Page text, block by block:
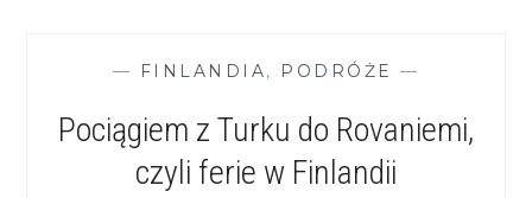
— FINLANDIA, PODRÓŻE —
Pociągiem z Turku do Rovaniemi,
czyli ferie w Finlandii